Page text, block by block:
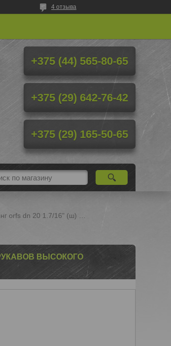
4 отзыва
+375 (44) 565-80-65
+375 (29) 642-76-42
+375 (29) 165-50-65
РУКАВОВ ВЫСОКОГО